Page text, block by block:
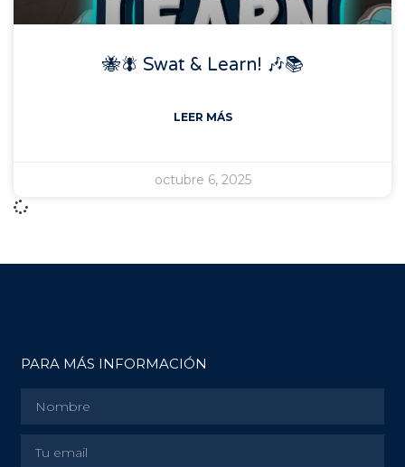
🐝🪰 Swat & Learn! 🎶📚
LEER MÁS
octubre 6, 2025
PARA MÁS INFORMACIÓN